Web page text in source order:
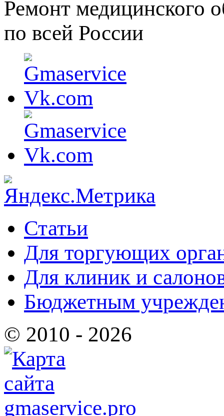
Ремонт медицинского
по всей России
Статьи
Для торгующих
Для клиник и
Бюджетным
© 2010 - 2026